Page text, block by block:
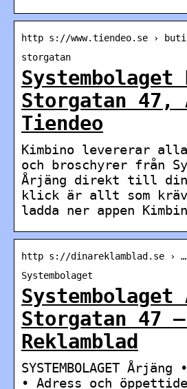
http s://www.tiendeo.se ›
storgatan
Storgatan 47,
Tiendeo
Kimbino levererar
och broschyrer från
Årjäng direkt till
klick är allt som
ladda ner appen
http s://dinareklamblad.se ›
Systembolaget
Systembolaget
Storgatan 47
Reklamblad
SYSTEMBOLAGET
• Adress och